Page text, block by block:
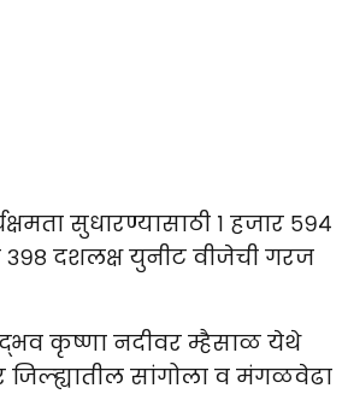
सुधारण्यासाठी १ हजार ५९४
३९८ दशलक्ष युनीट वीजेची गरज
कृष्णा नदीवर म्हैसाळ येथे
सांगोला व मंगळवेढा